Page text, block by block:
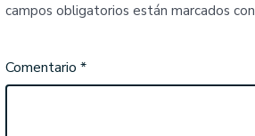
campos obligatorios están marcados con
Comentario *